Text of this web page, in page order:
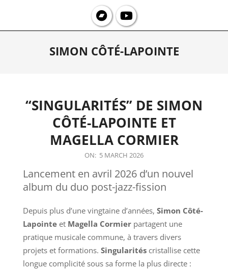
SIMON CÔTÉ-LAPOINTE
“SINGULARITÉS” DE SIMON
CÔTÉ-LAPOINTE ET
MAGELLA CORMIER
03-
05
ON: 5 MARCH 2026
Lancement en avril 2026 d’un nouvel
album du duo post-jazz-fission
Depuis plus d’une vingtaine d’années, Simon Côté-
Lapointe et Magella Cormier partagent une
pratique musicale commune, à travers divers
projets et formations. Singularités cristallise cette
longue complicité sous sa forme la plus directe :